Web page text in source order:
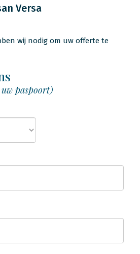
Versa
wij nodig om uw offerte te
paspoort)